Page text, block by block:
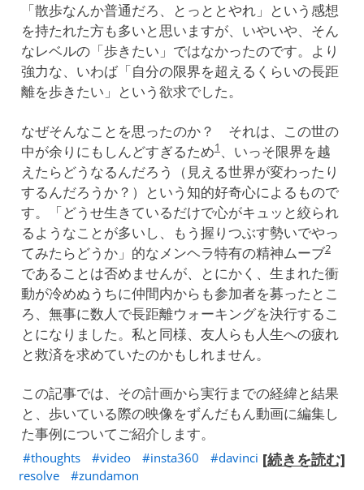
「散歩なんか普通だろ、とっととやれ」という感想
を持たれた方も多いと思いますが、いやいや、そん
なレベルの「歩きたい」ではなかったのです。より
強力な、いわば「自分の限界を超えるくらいの長距
離を歩きたい」という欲求でした。
なぜそんなことを思ったのか？ それは、この世の
中が余りにもしんどすぎるため1、いっそ限界を越
えたらどうなるんだろう（見える世界が変わったり
するんだろうか？）という知的好奇心によるもので
す。「どうせ生きているだけで心がキュッと絞られ
るようなことが多いし、もう握りつぶす勢いでやっ
てみたらどうか」的なメンヘラ特有の精神ムーブ2
であることは否めませんが、とにかく、生まれた衝
動が冷めぬうちに仲間内からも参加者を募ったとこ
ろ、無事に数人で長距離ウォーキングを決行するこ
とになりました。私と同様、友人らも人生への疲れ
と救済を求めていたのかもしれません。
この記事では、その計画から実行までの経緯と結果
と、歩いている際の映像をずんだもん動画に編集し
た事例についてご紹介します。
[続きを読む]
thoughts video insta360
davinci
resolve
zundamon